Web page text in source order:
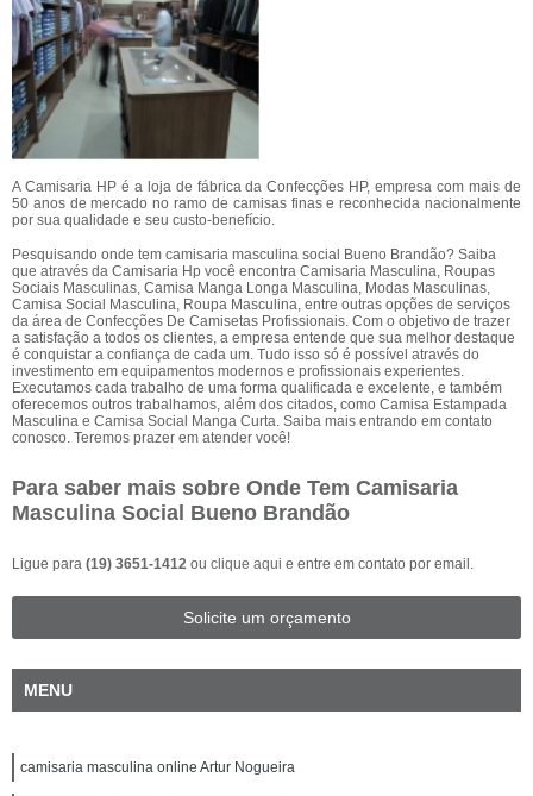
A Camisaria HP é a loja de fábrica da Confecções HP, empresa com mais de
50 anos de mercado no ramo de camisas finas e reconhecida nacionalmente
por sua qualidade e seu custo-benefício.
Pesquisando onde tem camisaria masculina social Bueno Brandão? Saiba
que através da Camisaria Hp você encontra Camisaria Masculina, Roupas
Sociais Masculinas, Camisa Manga Longa Masculina, Modas Masculinas,
Camisa Social Masculina, Roupa Masculina, entre outras opções de serviços
da área de Confecções De Camisetas Profissionais. Com o objetivo de trazer
a satisfação a todos os clientes, a empresa entende que sua melhor destaque
é conquistar a confiança de cada um. Tudo isso só é possível através do
investimento em equipamentos modernos e profissionais experientes.
Executamos cada trabalho de uma forma qualificada e excelente, e também
oferecemos outros trabalhamos, além dos citados, como Camisa Estampada
Masculina e Camisa Social Manga Curta. Saiba mais entrando em contato
conosco. Teremos prazer em atender você!
Para saber mais sobre Onde Tem Camisaria
Masculina Social Bueno Brandão
Ligue para (19) 3651-1412 ou clique aqui e entre em contato por email.
Solicite um orçamento
MENU
camisaria masculina online Artur Nogueira